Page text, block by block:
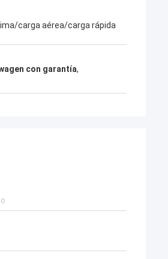
carga aérea/carga rápida
con garantía,